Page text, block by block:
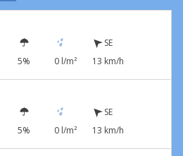
5% 0 l/m²
SE
13 km/h
5% 0 l/m²
SE
13 km/h